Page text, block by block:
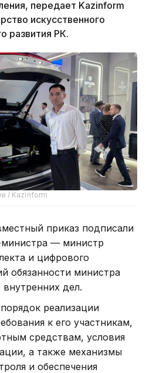
передает Kazinform
искусственного
развития РК.
/ Kazinform
приказ подписали
— министр
и цифрового
обязанности министра
дел.
реализации
к его участникам,
средствам, условия
а также механизмы
и обеспечения